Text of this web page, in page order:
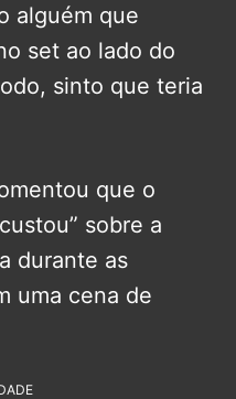
alguém que
set ao lado do
sinto que teria
que o
sobre a
durante as
uma cena de